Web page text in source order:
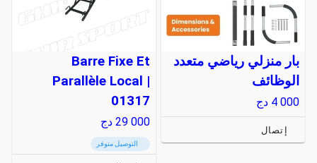
بار منزلي رياضي متعدد
الوظائف
4 000 دج
إتصال
Barre Fixe Et
Parallèle Local |
01317
29 000 دج
التوصيل متوفر